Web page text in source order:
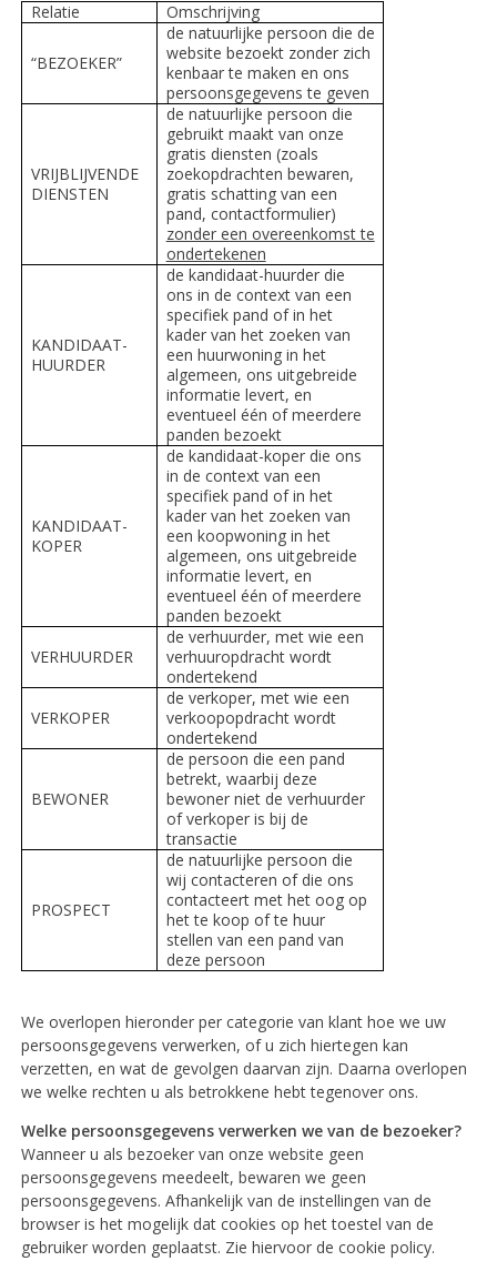
Relatie Omschrijving
“BEZOEKER”
de natuurlijke persoon die de
website bezoekt zonder zich
kenbaar te maken en ons
persoonsgegevens te geven
VRIJBLIJVENDE
DIENSTEN
de natuurlijke persoon die
gebruikt maakt van onze
gratis diensten (zoals
zoekopdrachten bewaren,
gratis schatting van een
pand, contactformulier)
zonder een overeenkomst te
ondertekenen
KANDIDAAT-
HUURDER
de kandidaat-huurder die
ons in de context van een
specifiek pand of in het
kader van het zoeken van
een huurwoning in het
algemeen, ons uitgebreide
informatie levert, en
eventueel één of meerdere
panden bezoekt
KANDIDAAT-
KOPER
de kandidaat-koper die ons
in de context van een
specifiek pand of in het
kader van het zoeken van
een koopwoning in het
algemeen, ons uitgebreide
informatie levert, en
eventueel één of meerdere
panden bezoekt
VERHUURDER
de verhuurder, met wie een
verhuuropdracht wordt
ondertekend
VERKOPER
de verkoper, met wie een
verkoopopdracht wordt
ondertekend
BEWONER
de persoon die een pand
betrekt, waarbij deze
bewoner niet de verhuurder
of verkoper is bij de
transactie
PROSPECT
de natuurlijke persoon die
wij contacteren of die ons
contacteert met het oog op
het te koop of te huur
stellen van een pand van
deze persoon
We overlopen hieronder per categorie van klant hoe we uw
persoonsgegevens verwerken, of u zich hiertegen kan
verzetten, en wat de gevolgen daarvan zijn. Daarna overlopen
we welke rechten u als betrokkene hebt tegenover ons.
Welke persoonsgegevens verwerken we van de bezoeker?
Wanneer u als bezoeker van onze website geen
persoonsgegevens meedeelt, bewaren we geen
persoonsgegevens. Afhankelijk van de instellingen van de
browser is het mogelijk dat cookies op het toestel van de
gebruiker worden geplaatst. Zie hiervoor de cookie policy.